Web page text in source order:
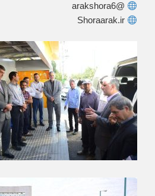
@arakshora6
Shoraarak.ir